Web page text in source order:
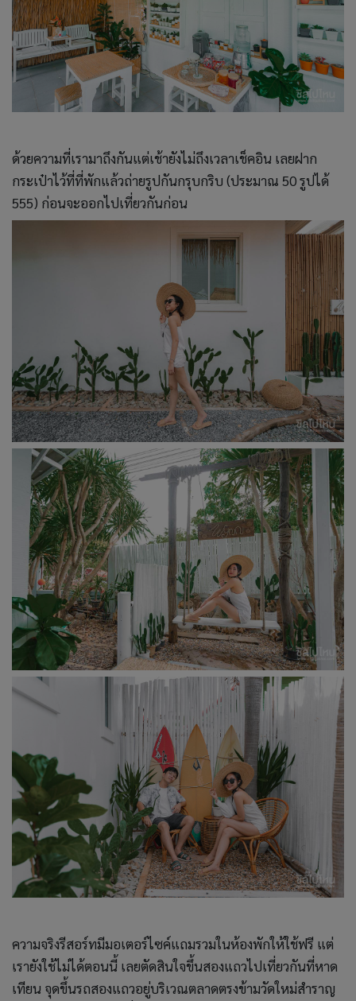
ด้วยความที่เรามาถึงกันแต่เช้ายังไม่ถึงเวลาเช็คอิน เลยฝาก
กระเป๋าไว้ที่ที่พักแล้วถ่ายรูปกันกรุบกริบ (ประมาณ 50 รูปได้
555) ก่อนจะออกไปเที่ยวกันก่อน
ความจริงรีสอร์ทมีมอเตอร์ไซค์แถมรวมในห้องพักให้ใช้ฟรี แต่
เรายังใช้ไม่ได้ตอนนี้ เลยตัดสินใจขึ้นสองแถวไปเที่ยวกันที่หาด
เทียน จุดขึ้นรถสองแถวอยู่บริเวณตลาดตรงข้ามวัดใหม่สำราญ